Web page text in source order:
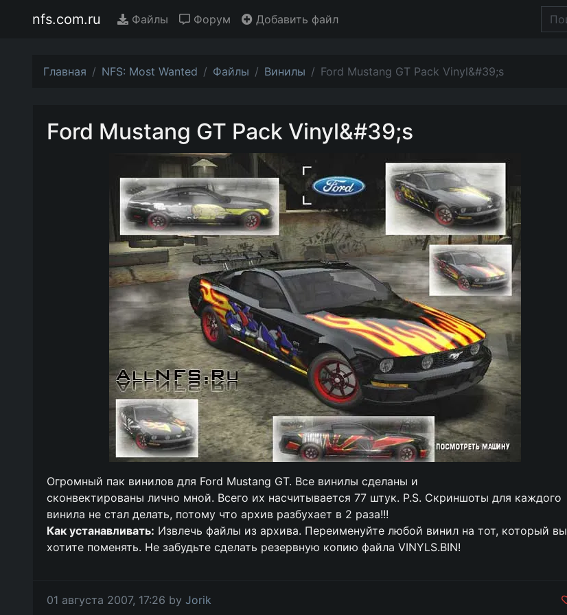
nfs.com.ru Файлы Форум Добавить файл
Главная NFS: Most Wanted Файлы Винилы Ford Mustang GT Pack Vinyl&#39;s
Ford Mustang GT Pack Vinyl&#39;s
Огромный пак винилов для Ford Mustang GT. Все винилы сделаны и
сконвектированы лично мной. Всего их насчитывается 77 штук. P.S. Скриншоты для каждого
винила не стал делать, потому что архив разбухает в 2 раза!!!
Как устанавливать: Извлечь файлы из архива. Переименуйте любой винил на тот, который вы
хотите поменять. Не забудьте сделать резервную копию файла VINYLS.BIN!
01 августа 2007, 17:26 by Jorik